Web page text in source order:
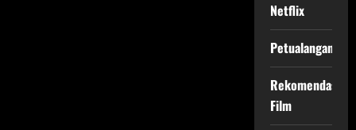
Netflix
Petualangan
Rekomendasi
Film